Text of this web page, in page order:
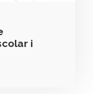
i